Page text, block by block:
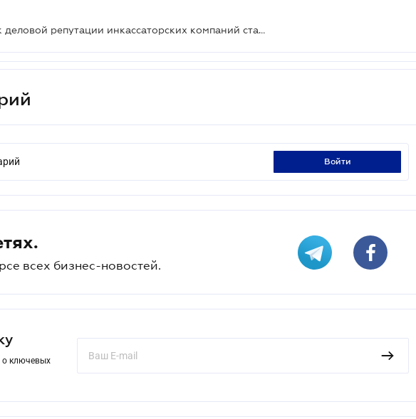
Требования к деловой репутации инкассаторских компаний станут жестче
войти
всех бизнес-новостей.
о ключевых